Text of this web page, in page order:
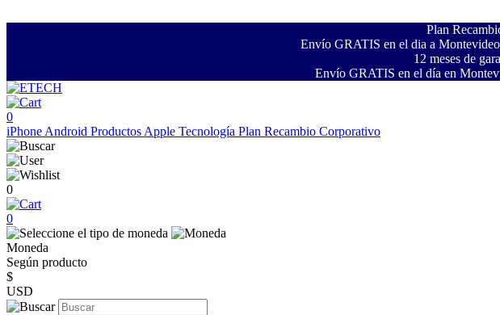
Plan
Envío GRATIS en el dia a
12 meses de
Envío GRATIS en el día en
0
iPhone Android Productos Apple Tecnología Plan Recambio Corporativo
0
0
Moneda
Según producto
$
USD